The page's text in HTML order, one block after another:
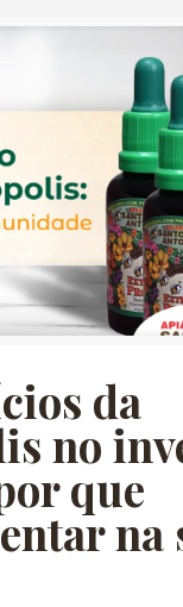
da
no
que
na